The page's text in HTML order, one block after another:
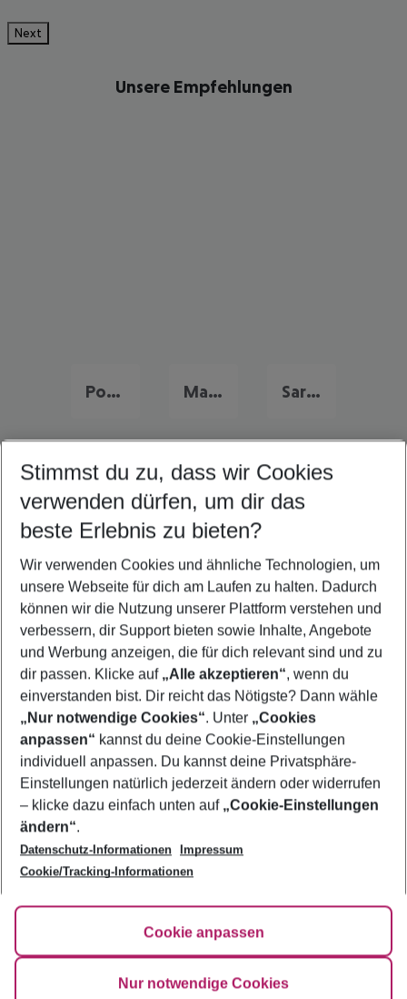
Next
Unsere Empfehlungen
Portugal Urlaub Malta Urlaub Sardinien Urlaub
Quicklinks
Familienurlaub Menorca
Frübucher Angebote Menorca für 2026
Last Minute Menorca
Urlaub Menorca
Flug & Hotel Menorca
Footer
Footer navigation
Über uns
AGB
Bestpreisgarantie
Cookie-Einstellungen ändern
Cookie-Richtlinie
Impressum
Agenturbetreuung
Barrierefreies Reisen
HanseMerkur Reiseversicherung
Hilfe & Kontakt
Folge uns
Stimmst du zu, dass wir Cookies
verwenden dürfen, um dir das
beste Erlebnis zu bieten?
Wir verwenden Cookies und ähnliche Technologien, um
unsere Webseite für dich am Laufen zu halten. Dadurch
können wir die Nutzung unserer Plattform verstehen und
verbessern, dir Support bieten sowie Inhalte, Angebote
und Werbung anzeigen, die für dich relevant sind und zu
dir passen. Klicke auf „Alle akzeptieren“, wenn du
einverstanden bist. Dir reicht das Nötigste? Dann wähle
„Nur notwendige Cookies“. Unter „Cookies
anpassen“ kannst du deine Cookie-Einstellungen
individuell anpassen. Du kannst deine Privatsphäre-
Einstellungen natürlich jederzeit ändern oder widerrufen
– klicke dazu einfach unten auf „Cookie-Einstellungen
ändern“.
Datenschutz-Informationen
Impressum
Cookie/Tracking-Informationen
Cookie anpassen
Nur notwendige Cookies